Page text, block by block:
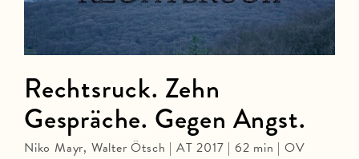
Rechtsruck. Zehn
Gespräche. Gegen Angst.
Niko Mayr, Walter Ötsch | AT 2017 | 62 min | OV